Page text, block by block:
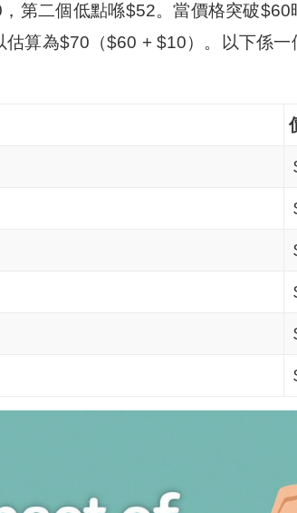
第二個低點喺$52。當價格突破
算為$70（$60 + $10）。以下係一